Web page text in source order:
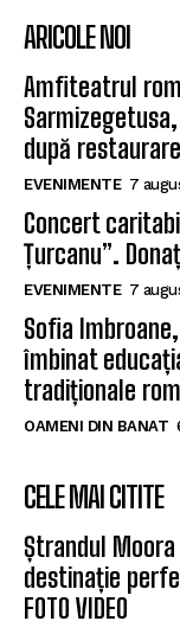
ARICOLE NOI
Amfiteatrul
după restaurare
EVENIMENTE 7
Concert
Țurcanu”.
EVENIMENTE 7
Sofia
îmbinat
tradiționale
OAMENI DIN BANAT
CELE MAI CITITE
Ștrandul
destinație
FOTO VIDEO